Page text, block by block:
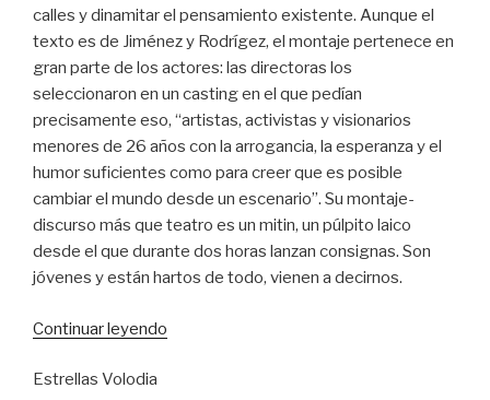
calles y dinamitar el pensamiento existente. Aunque el
texto es de Jiménez y Rodrígez, el montaje pertenece en
gran parte de los actores: las directoras los
seleccionaron en un casting en el que pedían
precisamente eso, “artistas, activistas y visionarios
menores de 26 años con la arrogancia, la esperanza y el
humor suficientes como para creer que es posible
cambiar el mundo desde un escenario”. Su montaje-
discurso más que teatro es un mitin, un púlpito laico
desde el que durante dos horas lanzan consignas. Son
jóvenes y están hartos de todo, vienen a decirnos.
Continuar leyendo
Estrellas Volodia